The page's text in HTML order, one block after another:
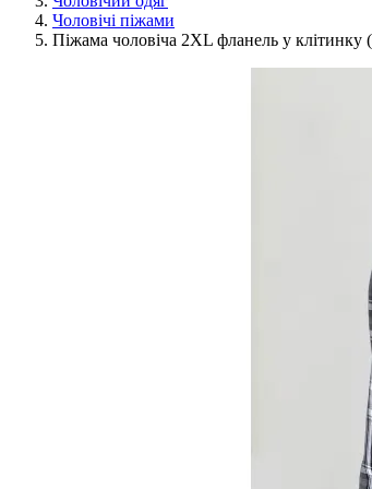
Чоловічі піжами
Піжама чоловіча 2XL фланель у